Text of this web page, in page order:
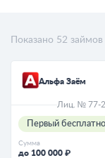
Показано 52 займов
Альфа Заём
Лиц. № 77-
Первый бесплатно
Сумма
до 100 000 ₽